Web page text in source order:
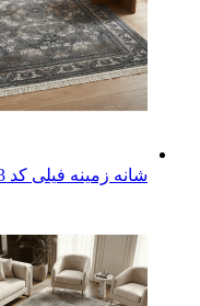
شانه زمینه فیلی کد 7783